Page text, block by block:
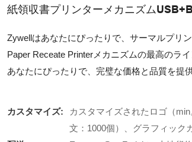
紙領収書プリンターメカニズム
Zywellはあなたにぴったりで、サーマルプリ
Paper Receate Printerメカニズムの最高のラ
あなたにぴったりで、完璧な価格と品質を提
カスタマイズ:
カスタマイズされたロゴ（
文：1000個）、グラフィック